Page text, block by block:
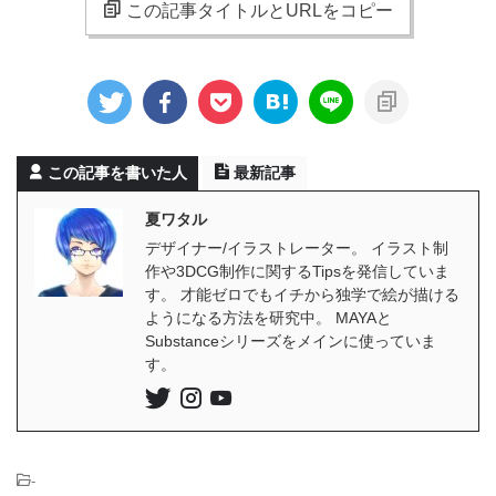
この記事タイトルとURLをコピー
この記事を書いた人 最新記事
夏ワタル
デザイナー/イラストレーター。 イラスト制
作や3DCG制作に関するTipsを発信していま
す。 才能ゼロでもイチから独学で絵が描ける
ようになる方法を研究中。 MAYAと
Substanceシリーズをメインに使っていま
す。
-